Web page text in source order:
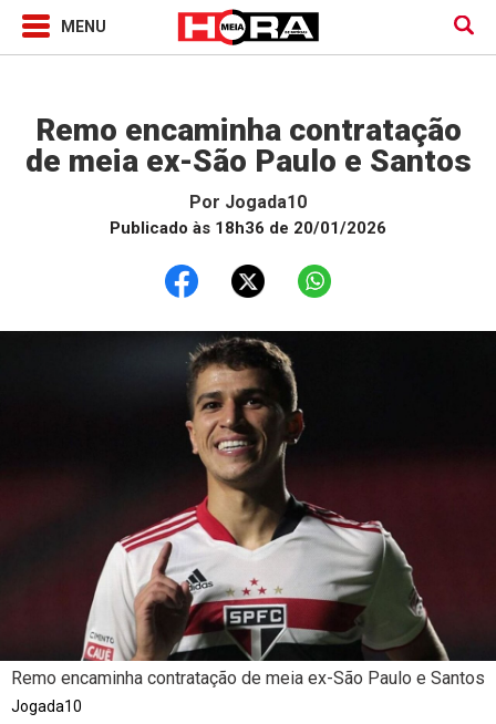
Remo encaminha contratação
de meia ex-São Paulo e Santos
Por Jogada10
Publicado às 18h36 de 20/01/2026
Remo encaminha contratação de meia ex-São Paulo e Santos
Jogada10